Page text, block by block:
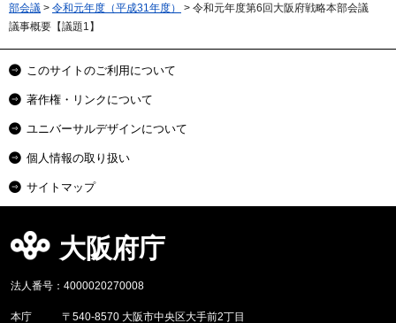
部会議 > 令和元年度（平成31年度）
> 令和元年度第6回大阪府戦略本部会議
議事概要【議題1】
このサイトのご利用について
著作権・リンクについて
ユニバーサルデザインについて
個人情報の取り扱い
サイトマップ
大阪府庁
法人番号：4000020270008
本庁
〒540-8570 大阪市中央区大手前2丁目